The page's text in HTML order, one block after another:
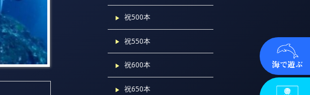
祝500本
祝550本
祝600本
祝650本